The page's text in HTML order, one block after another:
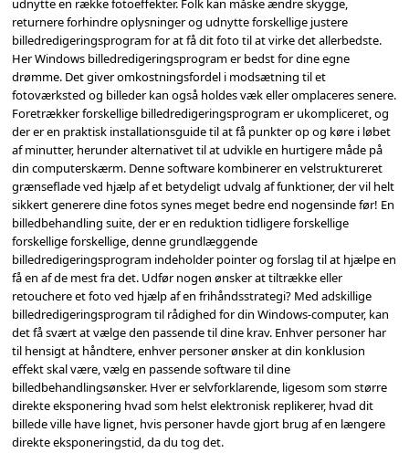
udnytte en række fotoeffekter. Folk kan måske ændre skygge,
returnere forhindre oplysninger og udnytte forskellige justere
billedredigeringsprogram for at få dit foto til at virke det allerbedste.
Her Windows billedredigeringsprogram er bedst for dine egne
drømme. Det giver omkostningsfordel i modsætning til et
fotoværksted og billeder kan også holdes væk eller omplaceres senere.
Foretrækker forskellige billedredigeringsprogram er ukompliceret, og
der er en praktisk installationsguide til at få punkter op og køre i løbet
af minutter, herunder alternativet til at udvikle en hurtigere måde på
din computerskærm. Denne software kombinerer en velstruktureret
grænseflade ved hjælp af et betydeligt udvalg af funktioner, der vil helt
sikkert generere dine fotos synes meget bedre end nogensinde før! En
billedbehandling suite, der er en reduktion tidligere forskellige
forskellige forskellige, denne grundlæggende
billedredigeringsprogram indeholder pointer og forslag til at hjælpe en
få en af de mest fra det. Udfør nogen ønsker at tiltrække eller
retouchere et foto ved hjælp af en frihåndsstrategi? Med adskillige
billedredigeringsprogram til rådighed for din Windows-computer, kan
det få svært at vælge den passende til dine krav. Enhver personer har
til hensigt at håndtere, enhver personer ønsker at din konklusion
effekt skal være, vælg en passende software til dine
billedbehandlingsønsker. Hver er selvforklarende, ligesom som større
direkte eksponering hvad som helst elektronisk replikerer, hvad dit
billede ville have lignet, hvis personer havde gjort brug af en længere
direkte eksponeringstid, da du tog det.